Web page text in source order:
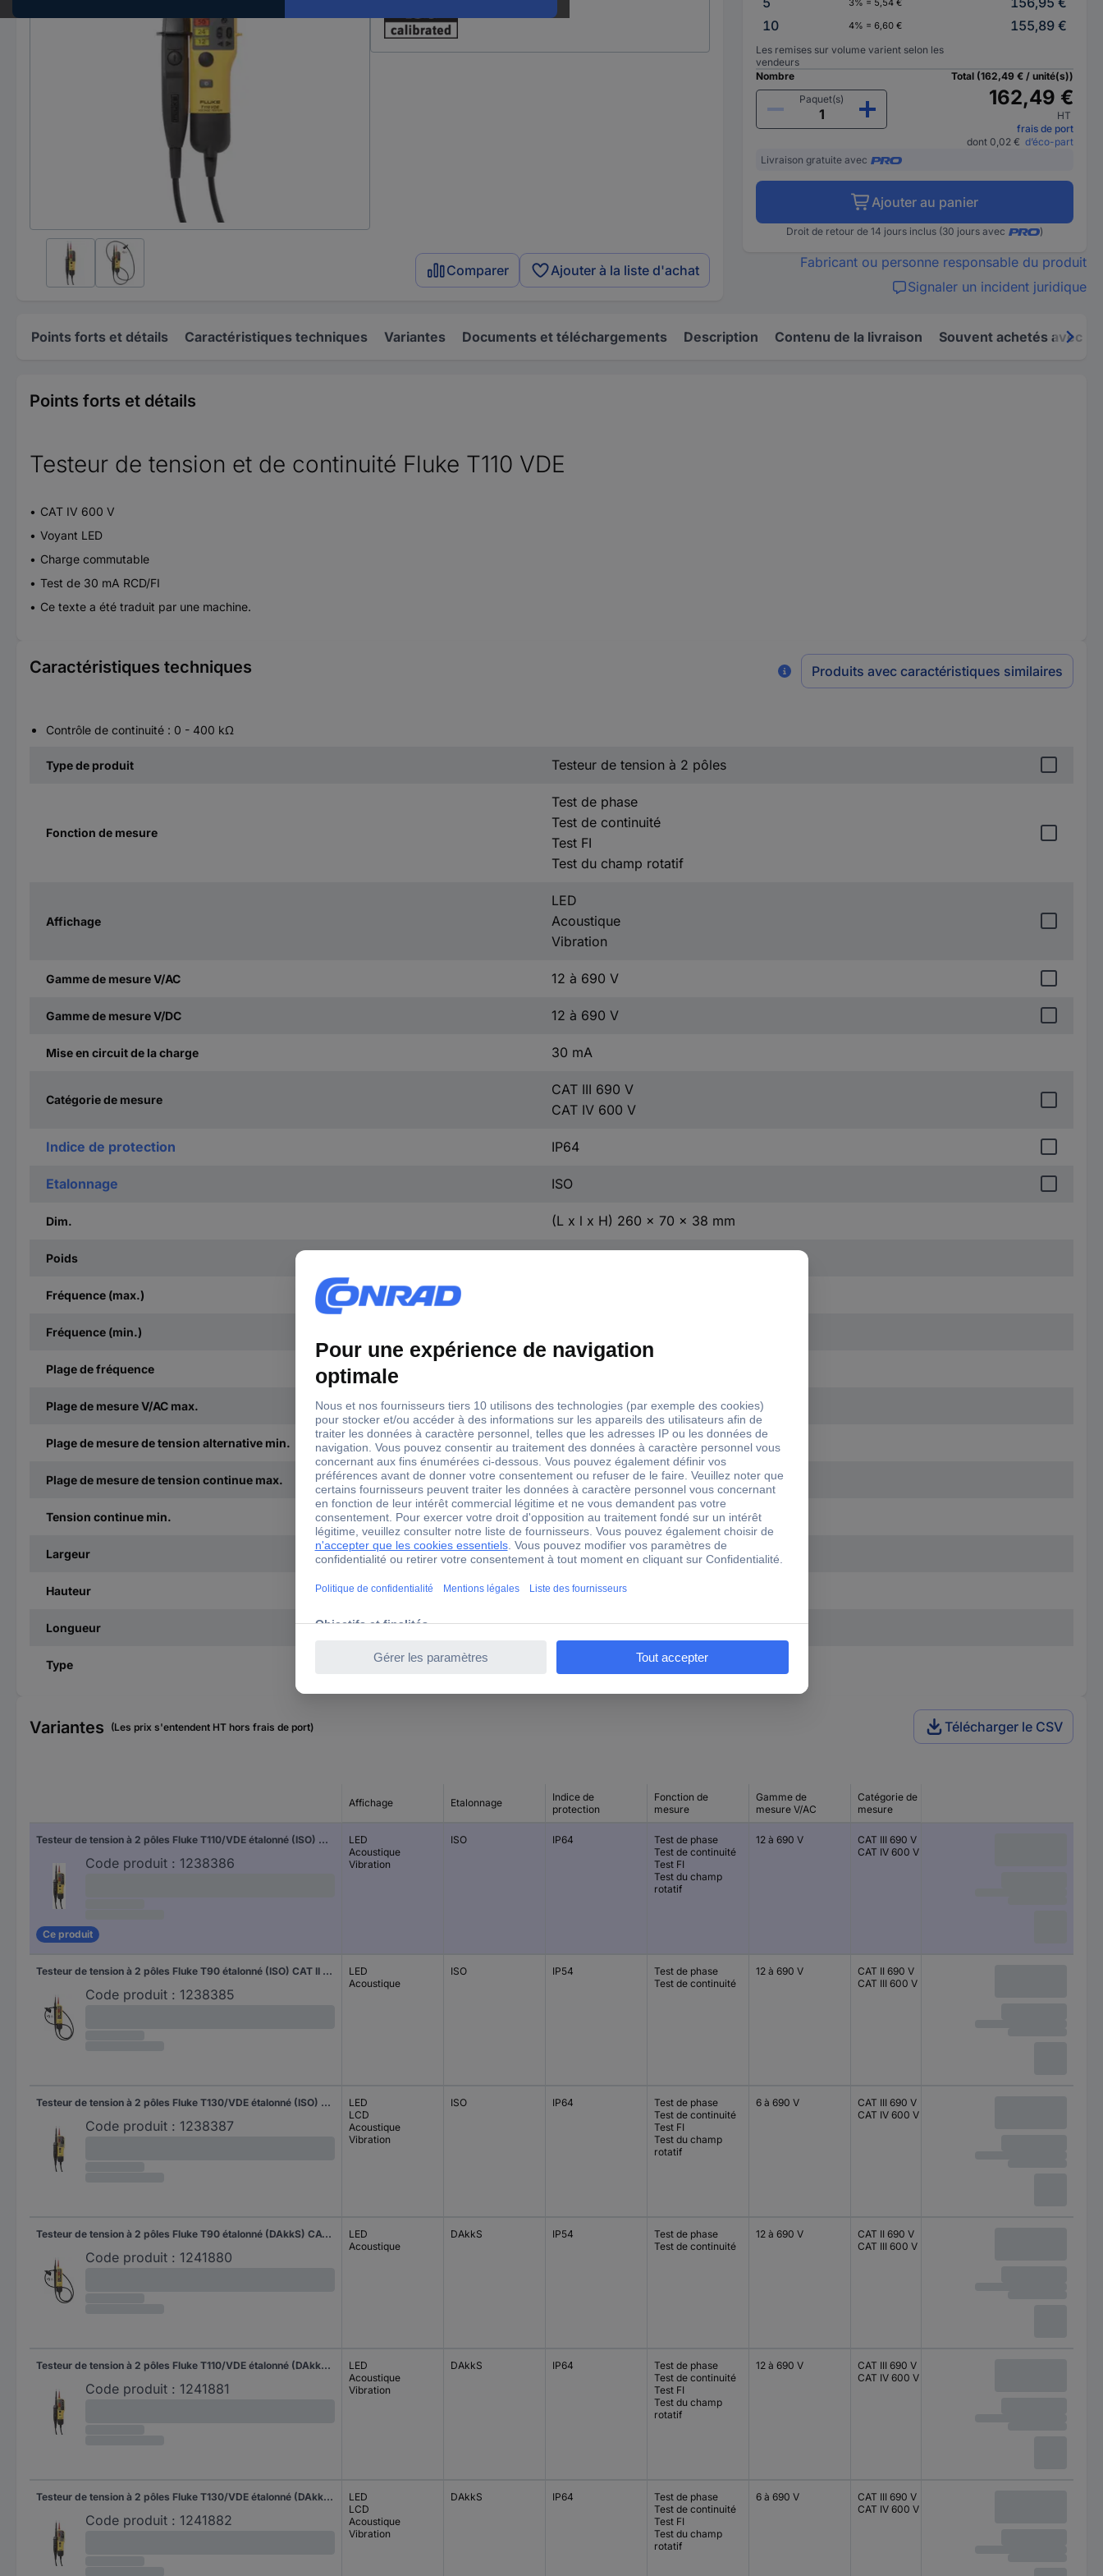
Comparer Ajouter à la liste d'achat
3% = 5,54 €
10
4% = 6,60 € 155,89 €
Les remises sur volume varient selon les
vendeurs
Nombre
Paquet(s)
Total (162,49 € / unité(s))
162,49 €
HT
frais de port
dont 0,02 € d’éco-part
Livraison gratuite avec
Ajouter au panier
Droit de retour de 14 jours inclus (30 jours avec )
Fabricant ou personne responsable du produit
Signaler un incident juridique
Points forts et détails Caractéristiques techniques Variantes Documents et téléchargements Description Contenu de la livraison Souvent achetés avec
Points forts et détails
Testeur de tension et de continuité Fluke T110 VDE
CAT IV 600 V
Voyant LED
Charge commutable
Test de 30 mA RCD/FI
Ce texte a été traduit par une machine.
Caractéristiques techniques Produits avec caractéristiques similaires
Contrôle de continuité : 0 - 400 kΩ
Type de produit Testeur de tension à 2 pôles
Fonction de mesure
Test de phase
Test de continuité
Test FI
Test du champ rotatif
Affichage
LED
Acoustique
Vibration
Gamme de mesure V/AC 12 à 690 V
Gamme de mesure V/DC 12 à 690 V
Mise en circuit de la charge 30 mA
Catégorie de mesure
CAT III 690 V
CAT IV 600 V
Indice de protection IP64
Etalonnage ISO
Dim. (L x l x H) 260 x 70 x 38 mm
Poids
Fréquence (max.)
Fréquence (min.)
Plage de fréquence
Plage de mesure V/AC max. 690 V
Plage de mesure de tension alternative min. 12 V
Plage de mesure de tension continue max. 690 V
Tension continue min. 12 V
Largeur 70 mm
Hauteur 38 mm
Longueur 260 mm
Type
Variantes (Les prix s'entendent HT hors frais de port) Télécharger le CSV
Affichage Etalonnage
Indice de
protection
Fonction de
mesure
Gamme de
mesure V/AC
Catégorie de
mesure
Testeur de tension à 2 pôles Fluke T110/VDE étalonné (ISO) CAT III 690 V, CAT IV 600 V LED, Acoustique, Vibration
Code produit : 1238386
Ce produit
LED
Acoustique
Vibration
ISO IP64
Test de phase
Test de continuité
Test FI
Test du champ
rotatif
12 à 690 V
CAT III 690 V
CAT IV 600 V
Testeur de tension à 2 pôles Fluke T90 étalonné (ISO) CAT II 690 V, CAT III 600 V LED, Acoustique
Code produit : 1238385
LED
Acoustique
ISO IP54
Test de phase
Test de continuité
12 à 690 V
CAT II 690 V
CAT III 600 V
Testeur de tension à 2 pôles Fluke T130/VDE étalonné (ISO) CAT III 690 V, CAT IV 600 V LED, LCD, Acoustique, Vibration
Code produit : 1238387
LED
LCD
Acoustique
Vibration
ISO IP64
Test de phase
Test de continuité
Test FI
Test du champ
rotatif
6 à 690 V
CAT III 690 V
CAT IV 600 V
Testeur de tension à 2 pôles Fluke T90 étalonné (DAkkS) CAT II 690 V, CAT III 600 V LED, Acoustique
Code produit : 1241880
LED
Acoustique
DAkkS IP54
Test de phase
Test de continuité
12 à 690 V
CAT II 690 V
CAT III 600 V
Testeur de tension à 2 pôles Fluke T110/VDE étalonné (DAkkS) CAT III 690 V, CAT IV 600 V LED, Acoustique, Vibration
Code produit : 1241881
LED
Acoustique
Vibration
DAkkS IP64
Test de phase
Test de continuité
Test FI
Test du champ
rotatif
12 à 690 V
CAT III 690 V
CAT IV 600 V
Testeur de tension à 2 pôles Fluke T130/VDE étalonné (DAkkS) CAT III 690 V, CAT IV 600 V LED, LCD, Acoustique, Vibration
Code produit : 1241882
LED
LCD
Acoustique
Vibration
DAkkS IP64
Test de phase
Test de continuité
Test FI
Test du champ
rotatif
6 à 690 V
CAT III 690 V
CAT IV 600 V